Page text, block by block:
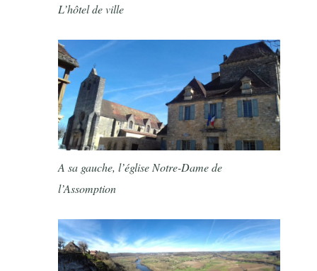
L’hôtel de ville
A sa gauche, l’église Notre-Dame de
l’Assomption